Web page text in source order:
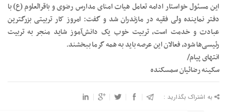
این مسئول خواستار ادامه تعامل هیات امنای مدارس رضوی و باقرالعلوم (ع) با
دفتر نماینده ولی فقیه در مازندران شد و گفت: امروز کار تربیتی بزرگترین
عبادت و خدمت است، تربیت خوب یک دانش‌آموز شاید منجر به تربیت
رئیسی‌ها شود، فعالان این عرصه باید به همه گرما ببخشند.
انتهای پیام/
سکینه رضائیان سمسکنده
به اشتراک بگذارید :